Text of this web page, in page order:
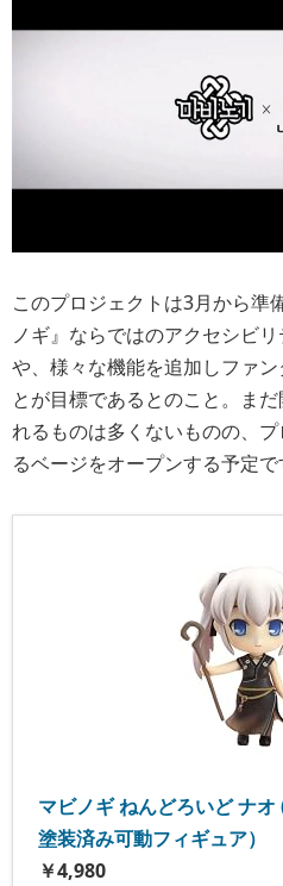
このプロジェクトは3月から準
ノギ』ならではのアクセシビ
や、様々な機能を追加しファ
とが目標であるとのこと。ま
れるものは多くないものの、
るベージをオープンする予定で
マビノギ ねんどろいど ナ
塗装済み可動フィギュア）
￥4,980